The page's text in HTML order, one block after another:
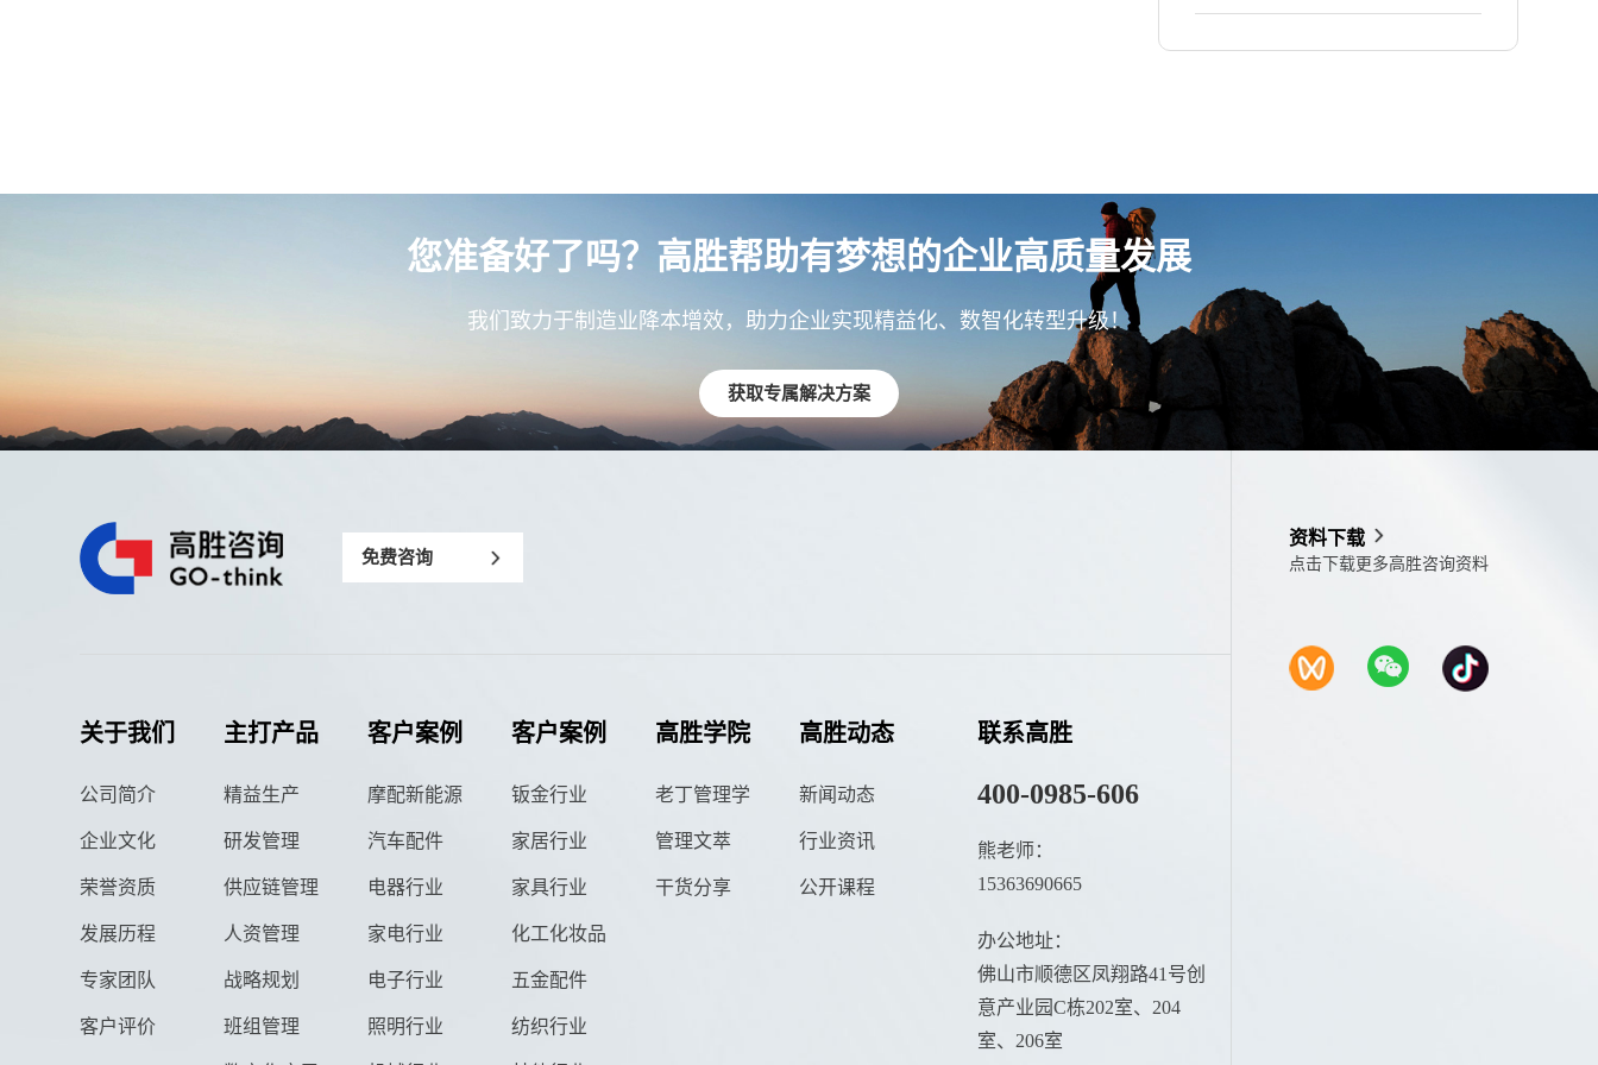
精益生产项目！
您准备好了吗？高胜帮助有梦想的企业高质量发展
我们致力于制造业降本增效，助力企业实现精益化、数智化转型升级！
获取专属解决方案
免费咨询
关于我们
公司简介
企业文化
荣誉资质
发展历程
专家团队
客户评价
主打产品
精益生产
研发管理
供应链管理
人资管理
战略规划
班组管理
客户案例
摩配新能源
汽车配件
电器行业
家电行业
电子行业
照明行业
客户案例
钣金行业
家居行业
家具行业
化工化妆品
五金配件
纺织行业
高胜学院
老丁管理学
管理文萃
干货分享
高胜动态
新闻动态
行业资讯
公开课程
联系高胜
400-0985-606
熊老师：
15363690665
办公地址：
佛山市顺德区凤翔路41号创
意产业园C栋202室、204
室、206室
资料下载
点击下载更多高胜咨询资料